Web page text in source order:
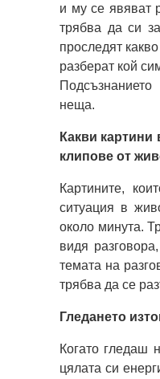
и му се явяват
трябва да си
проследят
разберат кой
неща.
Какви картини
клипове от
Картините,
ситуация в
около минута.
видя
темата на
трябва да се
Гледането
Когато гледаш
цялата си